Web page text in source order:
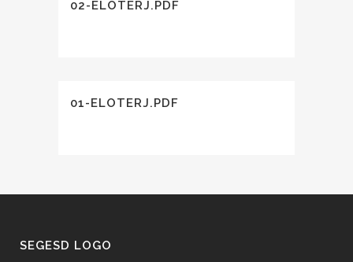
02-ELOTERJ.PDF
01-ELOTERJ.PDF
SEGESD LOGO